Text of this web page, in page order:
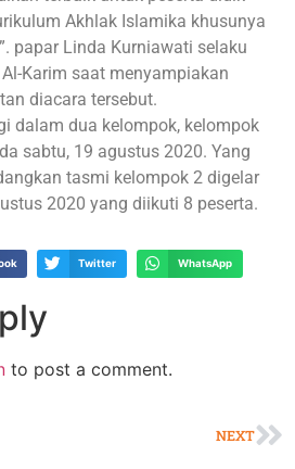
Akhlak Islamika khusunya
papar Linda Kurniawati selaku
Karim saat menyampiakan
diacara tersebut.
dalam dua kelompok, kelompok
sabtu, 19 agustus 2020. Yang
tasmi kelompok 2 digelar
2020 yang diikuti 8 peserta.
Twitter WhatsApp
to post a comment.
NEXT